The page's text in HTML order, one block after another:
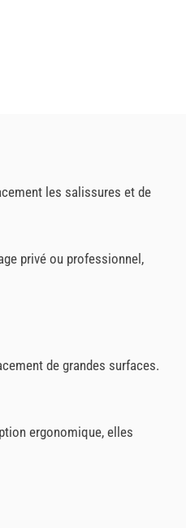
les salissures et de
privé ou professionnel,
de grandes surfaces.
ergonomique, elles